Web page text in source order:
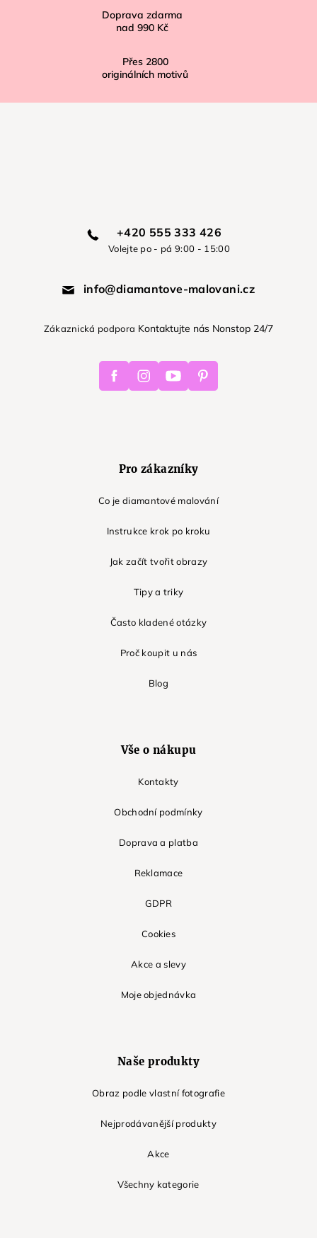
Doprava zdarma
nad 990 Kč
Přes 2800
originálních motivů
+420 555 333 426
Volejte po - pá 9:00 - 15:00
info@diamantove-malovani.cz
Zákaznická podpora Kontaktujte nás Nonstop 24/7
FacebookInstagramYoutube Pinterest
Pro zákazníky
Co je diamantové malování
Instrukce krok po kroku
Jak začít tvořit obrazy
Tipy a triky
Často kladené otázky
Proč koupit u nás
Blog
Vše o nákupu
Kontakty
Obchodní podmínky
Doprava a platba
Reklamace
GDPR
Cookies
Akce a slevy
Moje objednávka
Naše produkty
Obraz podle vlastní fotografie
Nejprodávanější produkty
Akce
Všechny kategorie